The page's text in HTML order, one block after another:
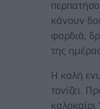
κάνουν
φαρδιά,
της
Η καλή
τονίζει.